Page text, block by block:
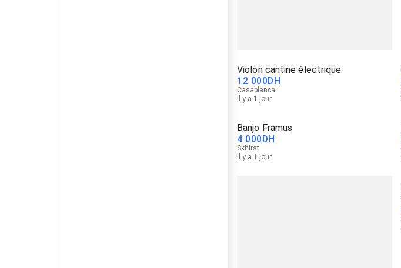
Violon cantine électrique
12 000DH
Casablanca
il y a 1 jour
Banjo Framus
4 000DH
Skhirat
il y a 1 jour